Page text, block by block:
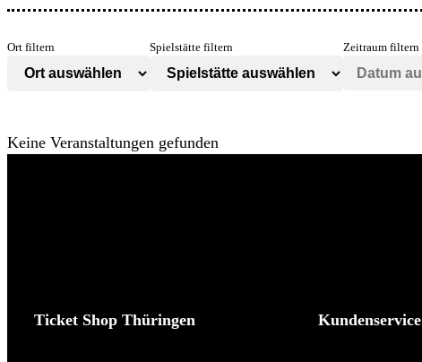
Ort filtern Spielstätte filtern Zeitraum filtern
Keine Veranstaltungen gefunden
Ticket Shop Thüringen Kundenservice